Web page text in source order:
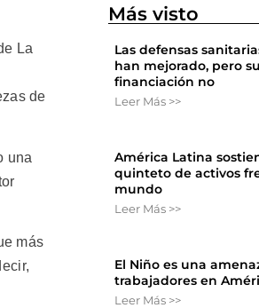
La
de
una
más
Más visto
Las defensas
han mejorado, pero su
financiación no
Leer Más >>
América Latina
quinteto de activos
mundo
Leer Más >>
El Niño es una
trabajadores en
Leer Más >>